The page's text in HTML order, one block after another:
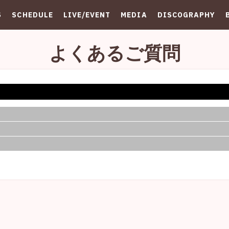
SCHEDULE LIVE/EVENT MEDIA DISCOGRAPHY
よくあるご質問